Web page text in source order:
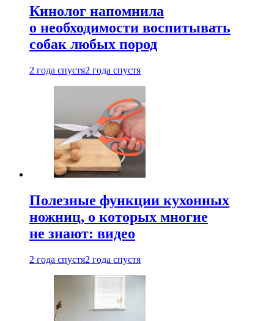
Кинолог напомнила
о необходимости воспитывать
собак любых пород
2 года спустя2 года спустя
Полезные функции кухонных
ножниц, о которых многие
не знают: видео
2 года спустя2 года спустя